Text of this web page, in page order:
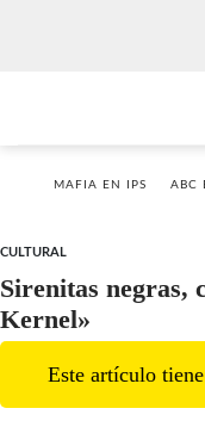
MAFIA EN IPS ABC
CULTURAL
Sirenitas negras,
Kernel»
Este artículo tiene